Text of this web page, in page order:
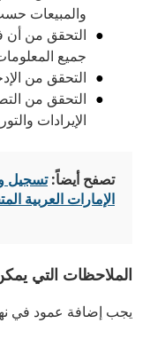
والمبيعات
التحقق من أن
جميع
التحقق من
التحقق من
الإيرادات
تصفح أيضاً:تسجيل
الإمارات العربية
الملاحظات التي
يجب إضافة عمود في